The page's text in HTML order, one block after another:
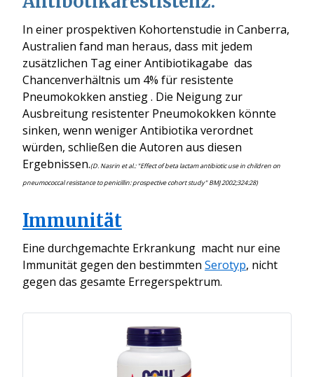
In einer prospektiven Kohortenstudie in Canberra,
Australien fand man heraus, dass mit jedem
zusätzlichen Tag einer Antibiotikagabe das
Chancenverhältnis um 4% für resistente
Pneumokokken anstieg . Die Neigung zur
Ausbreitung resistenter Pneumokokken könnte
sinken, wenn weniger Antibiotika verordnet
würden, schließen die Autoren aus diesen
Ergebnissen.(D. Nasrin et al.: "Effect of beta lactam antibiotic use in children on
pneumococcal resistance to penicillin: prospective cohort study" BMJ 2002;324:28)
Immunität
Eine durchgemachte Erkrankung macht nur eine
Immunität gegen den bestimmten Serotyp, nicht
gegen das gesamte Erregerspektrum.